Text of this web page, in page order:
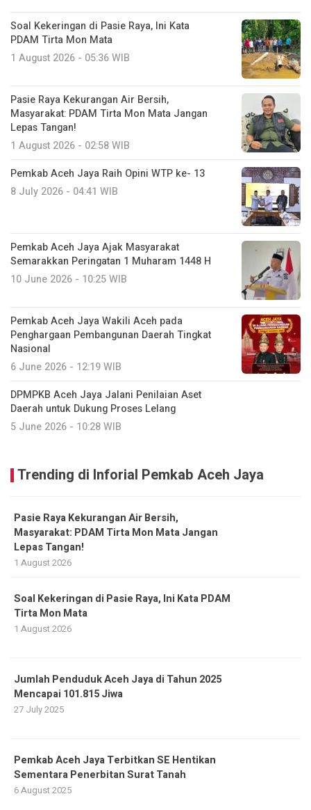
Soal Kekeringan di Pasie Raya, Ini Kata
PDAM Tirta Mon Mata
1 August 2026 - 05:36 WIB
Pasie Raya Kekurangan Air Bersih,
Masyarakat: PDAM Tirta Mon Mata Jangan
Lepas Tangan!
1 August 2026 - 02:58 WIB
Pemkab Aceh Jaya Raih Opini WTP ke- 13
8 July 2026 - 04:41 WIB
Pemkab Aceh Jaya Ajak Masyarakat
Semarakkan Peringatan 1 Muharam 1448 H
10 June 2026 - 10:25 WIB
Pemkab Aceh Jaya Wakili Aceh pada
Penghargaan Pembangunan Daerah Tingkat
Nasional
6 June 2026 - 12:19 WIB
DPMPKB Aceh Jaya Jalani Penilaian Aset
Daerah untuk Dukung Proses Lelang
5 June 2026 - 10:28 WIB
Trending di Inforial Pemkab Aceh Jaya
Pasie Raya Kekurangan Air Bersih,
Masyarakat: PDAM Tirta Mon Mata Jangan
Lepas Tangan!
1 August 2026
Soal Kekeringan di Pasie Raya, Ini Kata PDAM
Tirta Mon Mata
1 August 2026
Jumlah Penduduk Aceh Jaya di Tahun 2025
Mencapai 101.815 Jiwa
27 July 2025
Pemkab Aceh Jaya Terbitkan SE Hentikan
Sementara Penerbitan Surat Tanah
6 August 2025